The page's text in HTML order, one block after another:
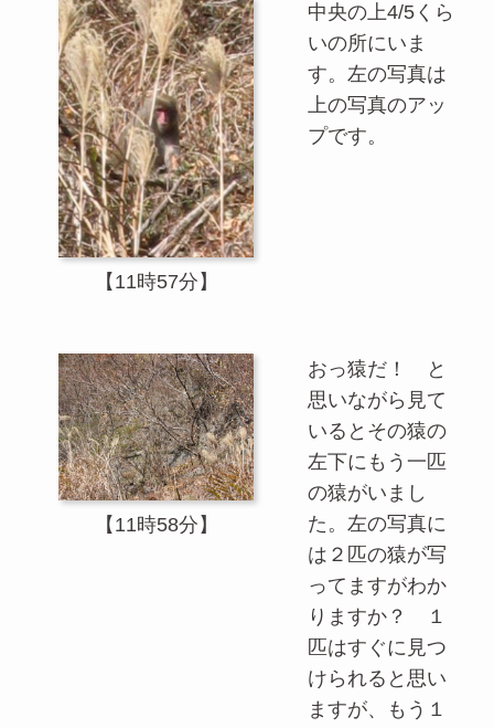
【11時57分】
中央の上4/5くら
いの所にいま
す。左の写真は
上の写真のアッ
プです。
【11時58分】
おっ猿だ！ と
思いながら見て
いるとその猿の
左下にもう一匹
の猿がいまし
た。左の写真に
は２匹の猿が写
ってますがわか
りますか？ １
匹はすぐに見つ
けられると思い
ますが、もう１